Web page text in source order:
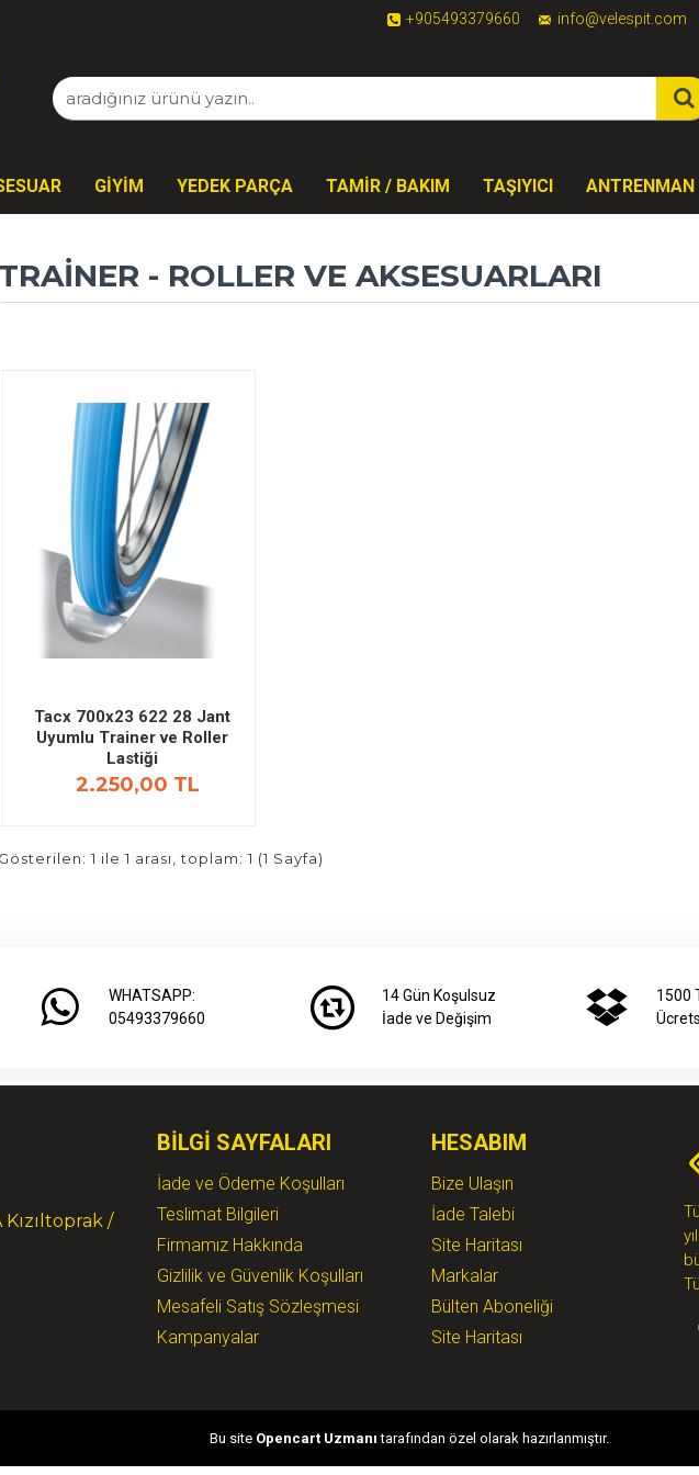
+905493379660 info@velespit.com
GİYİM YEDEK PARÇA TAMİR / BAKIM TAŞIYICI ANTRENMAN
TRAİNER - ROLLER VE AKSESUARLARI
Tacx 700x23 622 28 Jant
Uyumlu Trainer ve Roller
Lastiği
2.250,00 TL
Gösterilen: 1 ile 1 arası, toplam: 1 (1 Sayfa)
WHATSAPP:
05493379660
14 Gün Koşulsuz
İade ve Değişim
1500
/
BILGI SAYFALARI
İade ve Ödeme Koşulları
Teslimat Bilgileri
Firmamız Hakkında
Gizlilik ve Güvenlik Koşulları
Mesafeli Satış Sözleşmesi
Kampanyalar
HESABIM
Bize Ulaşın
İade Talebi
Site Haritası
Markalar
Bülten Aboneliği
Site Haritası
Bu site Opencart Uzmanı tarafından özel olarak hazırlanmıştır.